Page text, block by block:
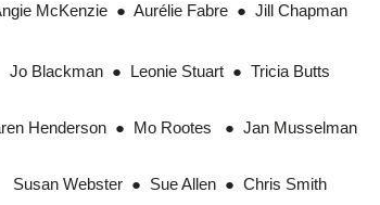
McKenzie ● Aurélie Fabre ● Jill Chapman
Jo Blackman ● Leonie Stuart ● Tricia Butts
Henderson ● Mo Rootes ● Jan Musselman
Susan Webster ● Sue Allen ● Chris Smith